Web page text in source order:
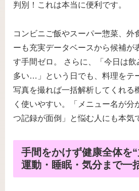
判別！これは本当に便利です。
コンビニご飯やスーパー惣菜、外
ーも充実データベースから候補が
す手間ゼロ。 さらに、「今日は
多い…」という日でも、料理をテ
写真を撮れば一括解析してくれる
く使いやすい。「メニュー名が分
つ記録が面倒」と悩む人にも本気
手間をかけず健康全体を“
運動・睡眠・気分まで一